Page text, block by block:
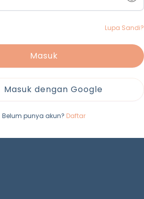
Lupa Sandi?
Masuk
Masuk dengan Google
Belum punya akun? Daftar